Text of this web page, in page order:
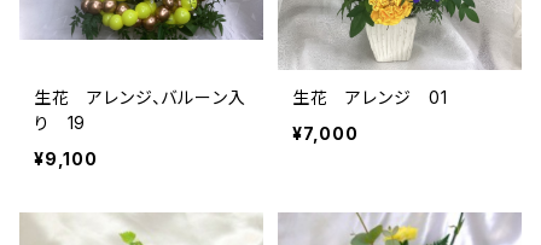
生花 アレンジ、バルーン入
り 19
¥9,100
生花 アレンジ 01
¥7,000